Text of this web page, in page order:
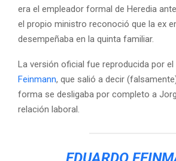
era el empleador formal de Heredia
el propio ministro reconoció que la ex
desempeñaba en la quinta familiar.
La versión oficial fue reproducida por el
Feinmann, que salió a decir
forma se desligaba por completo a
relación laboral.